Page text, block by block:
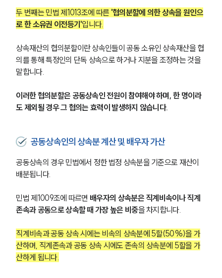
두 번째는 민법 제1013조에 따른 '협의분할에 의한 상속을 원인으
로 한 소유권 이전등기'입니다.
상속재산의 협의분할이란 상속인들이 공동 소유인 상속재산을 협
의를 통해 특정인의 단독 상속으로 하거나 지분을 조정하는 것을
말합니다.
이러한 협의분할은 공동상속인 전원이 참여해야 하며, 한 명이라
도 제외될 경우 그 협의는 효력이 발생하지 않습니다.
공동상속인의 상속분 계산 및 배우자 가산
공동상속의 경우 민법에서 정한 법정 상속분을 기준으로 재산이
배분됩니다.
민법 제1009조에 따르면 배우자의 상속분은 직계비속이나 직계
존속과 공동으로 상속할 때 가장 높은 비중을 차지합니다.
직계비속과 공동 상속 시에는 비속의 상속분에 5할(50%)을 가
산하며, 직계존속과 공동 상속 시에도 존속의 상속분에 5할을 가
산하게 됩니다.